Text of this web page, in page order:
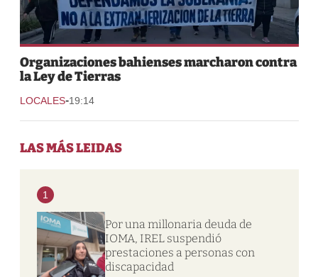
Organizaciones bahienses marcharon contra
la Ley de Tierras
LOCALES-19:14
LAS MÁS LEIDAS
1
Por una millonaria deuda de
IOMA, IREL suspendió
prestaciones a personas con
discapacidad